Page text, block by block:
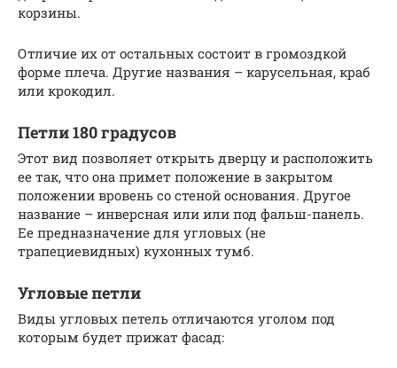
корзины.
Отличие их от остальных состоит в громоздкой
форме плеча. Другие названия – карусельная, краб
или крокодил.
Петли 180 градусов
Этот вид позволяет открыть дверцу и расположить
ее так, что она примет положение в закрытом
положении вровень со стеной основания. Другое
название – инверсная или или под фальш-панель.
Ее предназначение для угловых (не
трапециевидных) кухонных тумб.
Угловые петли
Виды угловых петель отличаются уголом под
которым будет прижат фасад: